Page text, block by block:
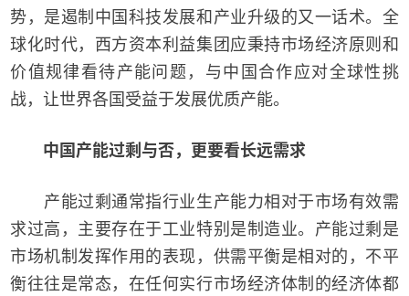
势，是遏制中国科技发展和产业升级的又一话术。全
球化时代，西方资本利益集团应秉持市场经济原则和
价值规律看待产能问题，与中国合作应对全球性挑
战，让世界各国受益于发展优质产能。
中国产能过剩与否，更要看长远需求
产能过剩通常指行业生产能力相对于市场有效需
求过高，主要存在于工业特别是制造业。产能过剩是
市场机制发挥作用的表现，供需平衡是相对的，不平
衡往往是常态，在任何实行市场经济体制的经济体都